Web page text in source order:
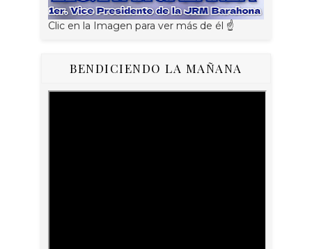
Clic en la Imagen para ver más de él ☝
BENDICIENDO LA MAÑANA